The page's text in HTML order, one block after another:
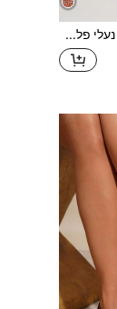
אופנה לנשים נעלי פלטפורמת אספדריל לנשימה חום פתוח לנשימה